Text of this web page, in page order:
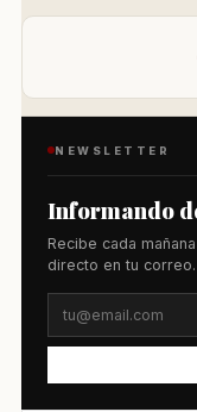
NEWSLETTER
Informando
Recibe cada
directo en tu correo.